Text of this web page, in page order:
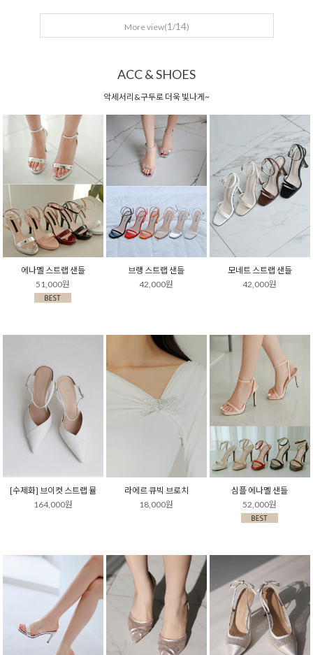
More view(1 /14)
ACC & SHOES
악세서리&구두로 더욱 빛나게~
에나멜 스트랩 샌들
51,000원
브랭 스트랩 샌들
42,000원
모네트 스트랩 샌들
42,000원
[수제화] 브이컷 스트랩 뮬
164,000원
라에르 큐빅 브로치
18,000원
심플 에나멜 샌들
52,000원